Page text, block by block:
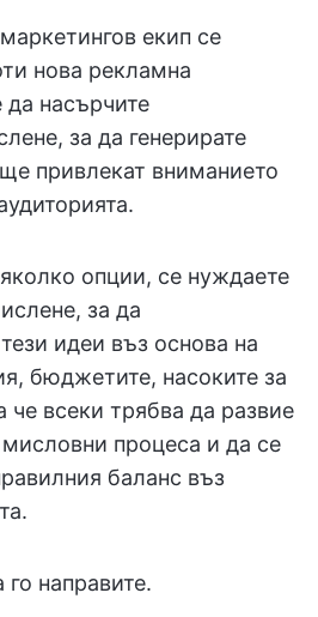
екип се
нова рекламна
насърчите
за да генерирате
привлекат вниманието
опции, се нуждаете
за да
идеи въз основа на
бюджетите, насоките за
че всеки трябва да развие
процеса и да се
баланс въз
направите.